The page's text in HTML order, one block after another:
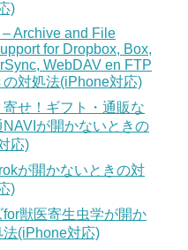
)
Archive and File
for Dropbox, Box,
WebDAV en FTP
対処法(iPhone対応)
せ！ギフト・通販な
が開かないときの
応)
が開かないときの対
)
獣医寄生虫学が開か
(iPhone対応)